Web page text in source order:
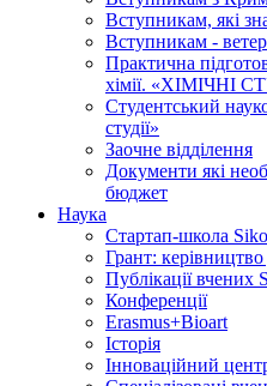
Вступникам, які
Вступникам -
Практична
хімії. «ХІМІЧНІ
Студентський
студії»
Заочне відділення
Документи які
бюджет
Наука
Стартап-школа
Грант: керівництво
Публікації вчених
Конференції
Erasmus+Bioart
Історія
Інноваційний